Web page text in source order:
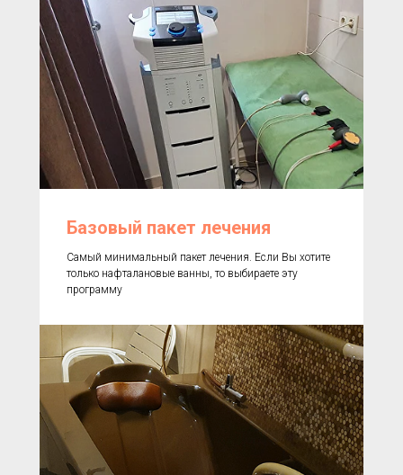
Базовый пакет лечения
Самый минимальный пакет лечения. Если Вы хотите
только нафталановые ванны, то выбираете эту
программу